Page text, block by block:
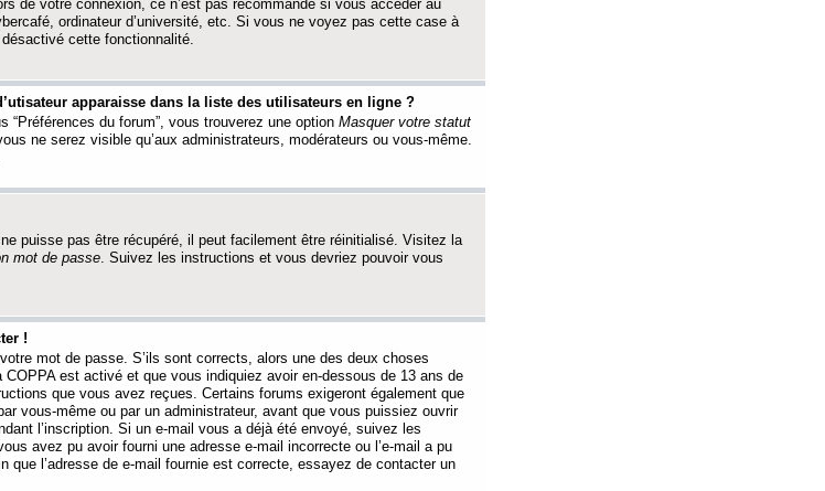
de votre connexion, ce n’est pas recommandé si vous accéder au
ordinateur d’université, etc. Si vous ne voyez pas cette case à
cette fonctionnalité.
apparaisse dans la liste des utilisateurs en ligne ?
“Préférences du forum”, vous trouverez une option Masquer votre statut
ne serez visible qu’aux administrateurs, modérateurs ou vous-même.
puisse pas être récupéré, il peut facilement être réinitialisé. Visitez la
mot de passe. Suivez les instructions et vous devriez pouvoir vous
!
mot de passe. S’ils sont corrects, alors une des deux choses
est activé et que vous indiquiez avoir en-dessous de 13 ans de
que vous avez reçues. Certains forums exigeront également que
vous-même ou par un administrateur, avant que vous puissiez ouvrir
l’inscription. Si un e-mail vous a déjà été envoyé, suivez les
avez pu avoir fourni une adresse e-mail incorrecte ou l’e-mail a pu
que l’adresse de e-mail fournie est correcte, essayez de contacter un